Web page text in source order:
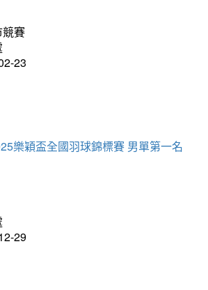
賽
23
樂穎盃全國羽球錦標賽 男單第一名
29